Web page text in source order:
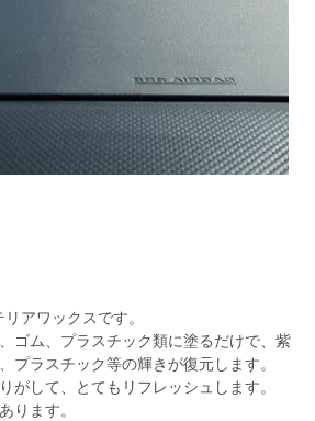
アワックスです。
ゴム、プラスチック類に塗るだけで、紫
プラスチック等の輝きが復元します。
がして、とてもリフレッシュします。
ります。